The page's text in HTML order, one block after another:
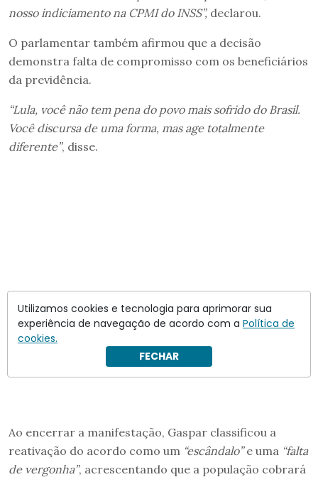
nosso indiciamento na CPMI do INSS”, declarou.
O parlamentar também afirmou que a decisão
demonstra falta de compromisso com os beneficiários
da previdência.
“Lula, você não tem pena do povo mais sofrido do Brasil.
Você discursa de uma forma, mas age totalmente
diferente”, disse.
Ao encerrar a manifestação, Gaspar classificou a
reativação do acordo como um “escândalo”e uma “falta
de vergonha”, acrescentando que a população cobrará
Utilizamos cookies e tecnologia para aprimorar sua
experiência de navegação de acordo com a Política de
cookies.
FECHAR